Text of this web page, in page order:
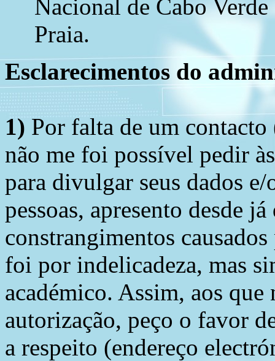
Nacional de Cabo
Praia.
Esclarecimentos do
1) Por falta de um
não me foi possível pedir
para divulgar seus dados
pessoas, apresento desde
constrangimentos
foi por indelicadeza, mas
académico. Assim, aos
autorização, peço o favor
a respeito (endereço